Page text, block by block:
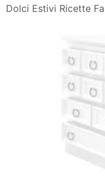
Dolci Estivi Ricette